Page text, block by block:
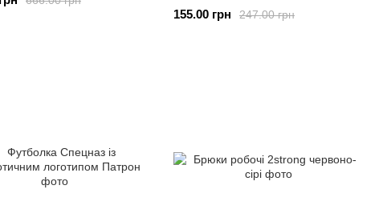
247.00 грн
155.00 грн